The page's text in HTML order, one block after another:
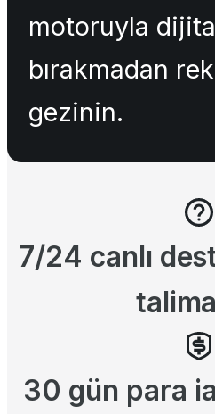
motoruyla
bırakmadan
gezinin.
7/24 canlı
30 gün para